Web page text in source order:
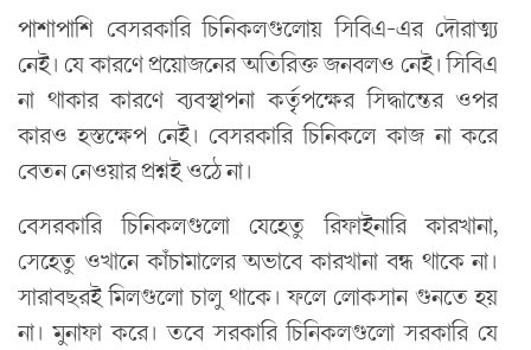
পাশাপাশি বেসরকারি চিনিকলগুলোয় সিবিএ-এর দৌরাত্ম্য
নেই। যে কারণে প্রয়োজনের অতিরিক্ত জনবলও নেই। সিবিএ
না থাকার কারণে ব্যবস্থাপনা কর্তৃপক্ষের সিদ্ধান্তের ওপর
কারও হস্তক্ষেপ নেই। বেসরকারি চিনিকলে কাজ না করে
বেতন নেওয়ার প্রশ্নই ওঠে না।
বেসরকারি চিনিকলগুলো যেহেতু রিফাইনারি কারখানা,
সেহেতু ওখানে কাঁচামালের অভাবে কারখানা বন্ধ থাকে না।
সারাবছরই মিলগুলো চালু থাকে। ফলে লোকসান গুনতে হয়
না। মুনাফা করে। তবে সরকারি চিনিকলগুলো সরকারি যে